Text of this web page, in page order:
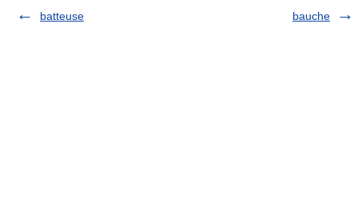
batteuse
bauche